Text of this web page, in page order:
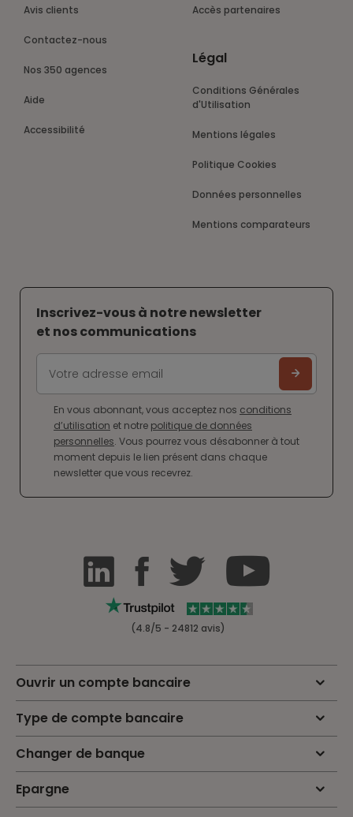
Avis clients
Contactez-nous
Nos 350 agences
Aide
Accessibilité
Accès partenaires
Légal
Conditions Générales
d'Utilisation
Mentions légales
Politique Cookies
Données personnelles
Mentions comparateurs
Inscrivez-vous à notre newsletter
et nos communications
En vous abonnant, vous acceptez nos conditions
d’utilisation et notre politique de données
personnelles. Vous pourrez vous désabonner à tout
moment depuis le lien présent dans chaque
newsletter que vous recevrez.
(4.8/5 - 24812 avis)
Ouvrir un compte bancaire
Type de compte bancaire
Changer de banque
Epargne